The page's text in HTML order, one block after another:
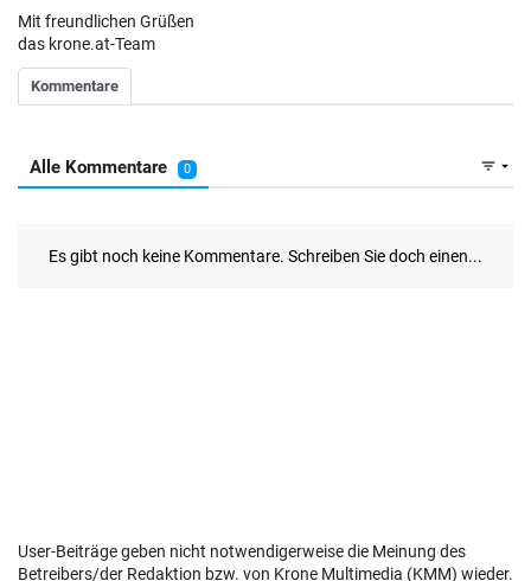
Mit freundlichen Grüßen
das krone.at-Team
User-Beiträge geben nicht notwendigerweise die Meinung des
Betreibers/der Redaktion bzw. von Krone Multimedia (KMM) wieder.